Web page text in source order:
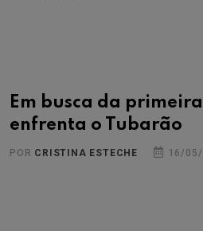
Em busca da
enfrenta o Tubarão
POR CRISTINA ESTECHE 16/